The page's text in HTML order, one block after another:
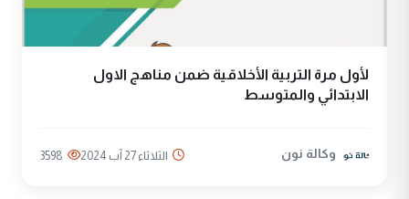
لأول مرة التربية الأخلاقية ضمن مناهج الاول
الابتدائي والمتوسط
وكالة نون الثلاثاء 27 آب 2024 3598